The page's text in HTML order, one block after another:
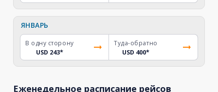
ЯНВАРЬ
В одну сторону
USD 243*
Туда-обратно
USD 400*
Еженедельное расписание рейсов